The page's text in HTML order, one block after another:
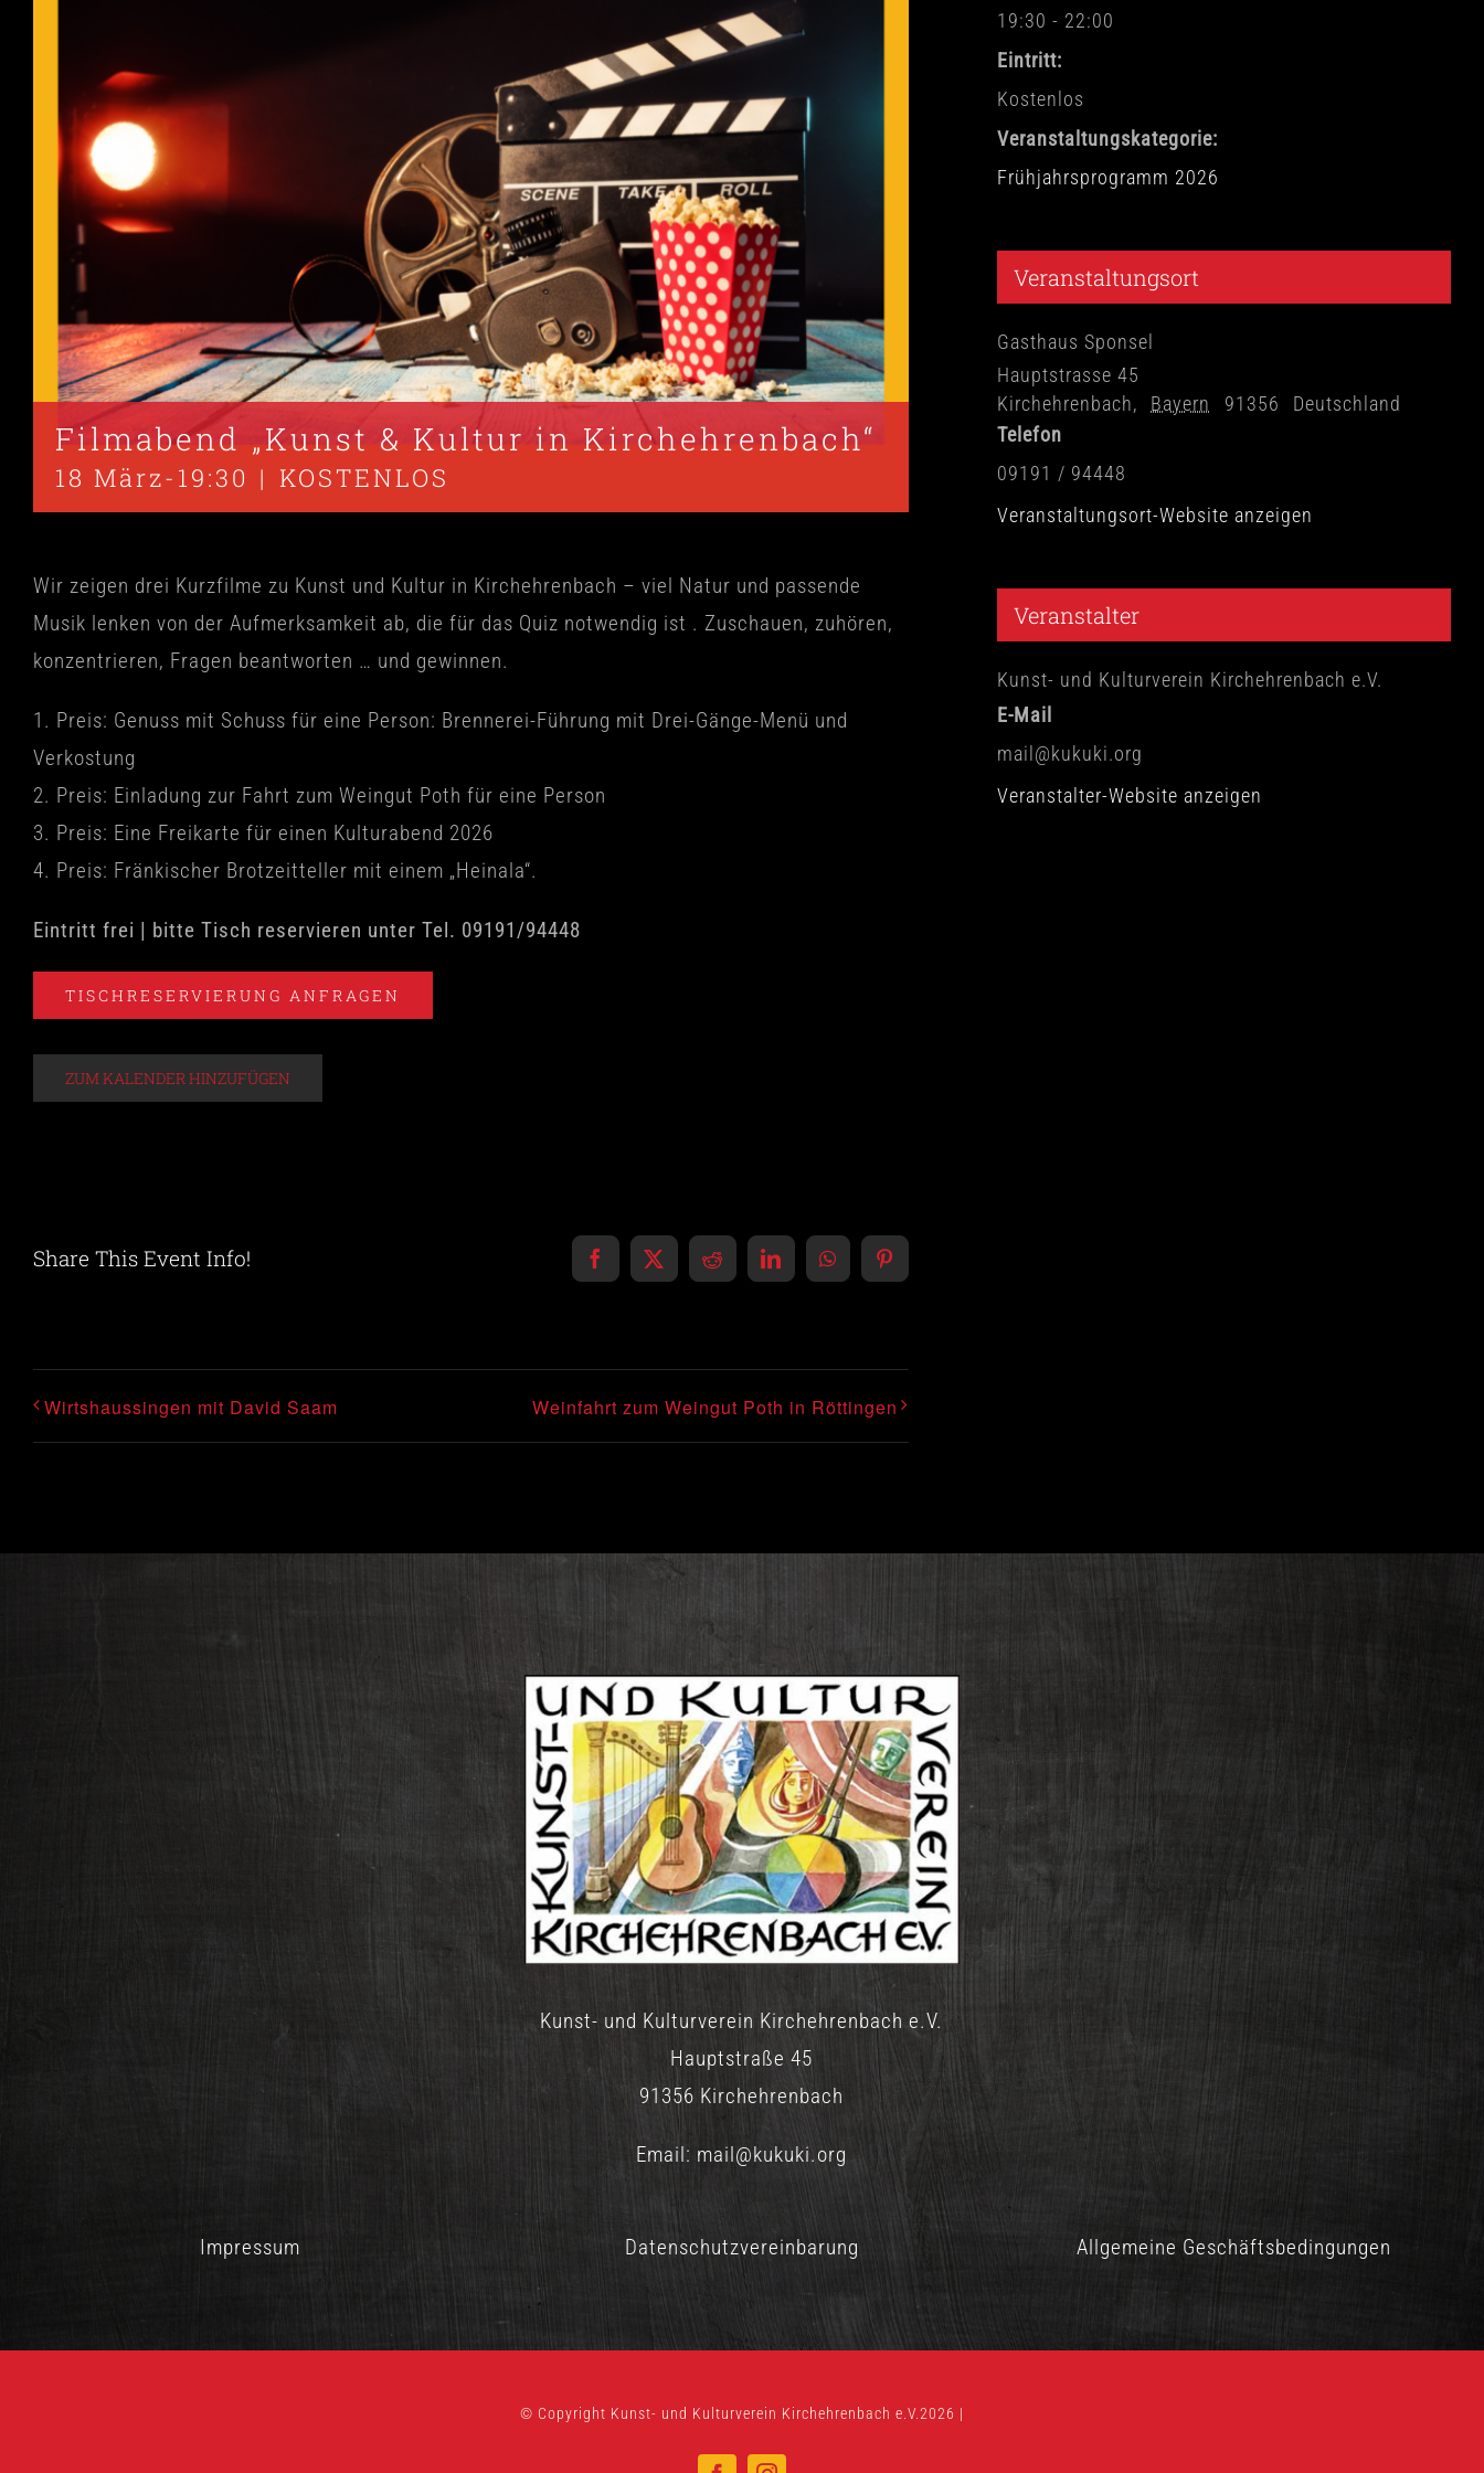
Filmabend „Kunst & Kultur in Kirchehrenbach“
18 März-19:30 | KOSTENLOS
Wir zeigen drei Kurzfilme zu Kunst und Kultur in Kirchehrenbach – viel Natur und passende
Musik lenken von der Aufmerksamkeit ab, die für das Quiz notwendig ist . Zuschauen, zuhören,
konzentrieren, Fragen beantworten … und gewinnen.
1. Preis: Genuss mit Schuss für eine Person: Brennerei-Führung mit Drei-Gänge-Menü und
Verkostung
2. Preis: Einladung zur Fahrt zum Weingut Poth für eine Person
3. Preis: Eine Freikarte für einen Kulturabend 2026
4. Preis: Fränkischer Brotzeitteller mit einem „Heinala“.
Eintritt frei | bitte Tisch reservieren unter Tel. 09191/94448
TISCHRESERVIERUNG ANFRAGEN
ZUM KALENDER HINZUFÜGEN
Share This Event Info! Facebook
X RedditLinkedInWhatsAppPinterest
Wirtshaussingen mit David Saam Weinfahrt zum Weingut Poth in Röttingen
19:30 - 22:00
Eintritt:
Kostenlos
Veranstaltungskategorie:
Frühjahrsprogramm 2026
Veranstaltungsort
Gasthaus Sponsel
Hauptstrasse 45
Kirchehrenbach, Bayern 91356
Deutschland
Telefon
09191 / 94448
Veranstaltungsort-Website anzeigen
Veranstalter
Kunst- und Kulturverein Kirchehrenbach e.V.
E-Mail
mail@kukuki.org
Veranstalter-Website anzeigen
Kunst- und Kulturverein Kirchehrenbach e.V.
Hauptstraße 45
91356 Kirchehrenbach
Email: mail@kukuki.org
Impressum Datenschutzvereinbarung Allgemeine Geschäftsbedingungen
© Copyright Kunst- und Kulturverein Kirchehrenbach e.V.2026 |